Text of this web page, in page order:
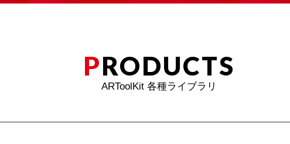
PRODUCTS
ARToolKit 各種ライブラリ